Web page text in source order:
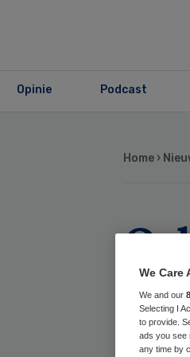
Opinie Podcast
Home ›
We Care
We and our
Selecting I
to provide.
ads you see
any time by